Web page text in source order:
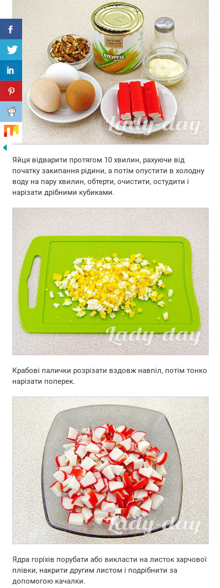
Яйця відварити протягом 10 хвилин, рахуючи від
початку закипання рідини, а потім опустити в холодну
воду на пару хвилин, обтерти, очистити, остудити і
нарізати дрібними кубиками.
Крабові палички розрізати вздовж навпіл, потім тонко
нарізати поперек.
Ядра горіхів порубати або викласти на листок харчової
плівки, накрити другим листом і подрібнити за
допомогою качалки.